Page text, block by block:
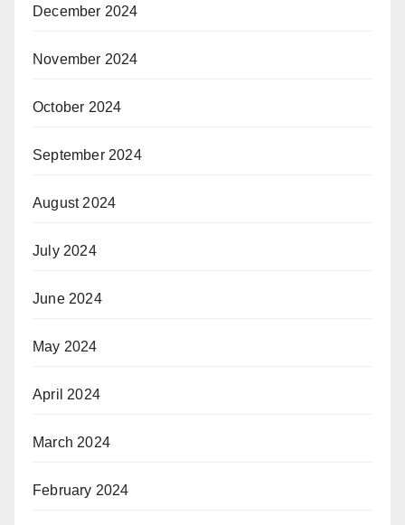
December 2024
November 2024
October 2024
September 2024
August 2024
July 2024
June 2024
May 2024
April 2024
March 2024
February 2024